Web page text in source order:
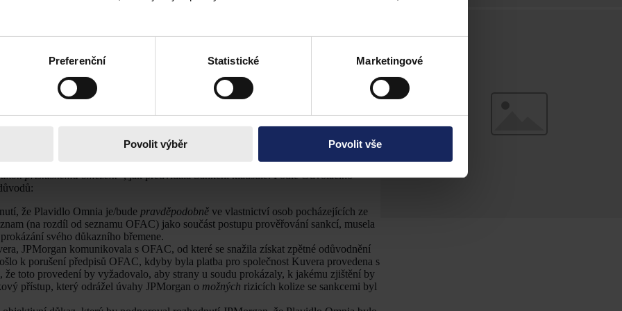
Preferenční Statistické Marketingové
Povolit výběr Povolit vše
v podstatě soudce Soudu přijal subjektivní přístup při výkladu Sankční
svého rozhodnutí zformulovat tři následující otázky:
potvrzení Akreditivů?
klausule v rámci potvrzených Akreditivů?
objektivně a že odvolání se na skutečné vlastnictví Plavidla musí být rovněž
ale pouze na Seznamu JPM. JPMorgan tedy musela prokázat (a unést důkazní
příslušnému omezení“, jak předvídala Sankční klausule. Podle Odvolacího
že Plavidlo Omnia je/bude pravděpodobně ve vlastnictví osob pocházejících ze
(na rozdíl od seznamu OFAC) jako součást postupu prověřování sankcí, musela
svého důkazního břemene.
JPMorgan komunikovala s OFAC, od které se snažila získat zpětné odůvodnění
k porušení předpisů OFAC, kdyby byla platba pro společnost Kuvera provedena s
toto provedení by vyžadovalo, aby strany u soudu prokázaly, k jakému zjištění by
přístup, který odrážel úvahy JPMorgan o možných rizicích kolize se sankcemi byl